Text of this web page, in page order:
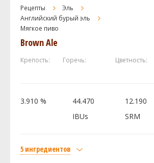
Castle Malting - Chocolate 900
Carafa III
Aromatic Munich Malt 20L
И ещё ингредиентов -
Рецепты
Эль
Английский бурый эль
Мягкое пиво
Brown Ale
Крепость: Горечь: Цветность:
3.910 %
44.470
IBUs
12.190
SRM
5 ингредиентов